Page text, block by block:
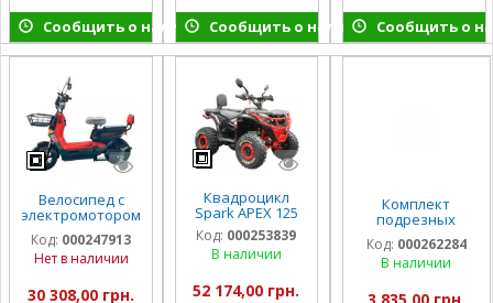
Сообщить о наличии Сообщить о наличии Сообщить о
Велосипед с
электромотором
SPARK R8 14"
60V/800W/20Ah
LiFePO4 чёрный
Код: 000247913
Нет в наличии
30 308,00 грн.
Квадроцикл
Spark APEX 125
Код: 000253839
В наличии
52 174,00 грн.
Комплект
подрезных
дисков для КК
1Т-50
транспортерного
Код: 000262284
В наличии